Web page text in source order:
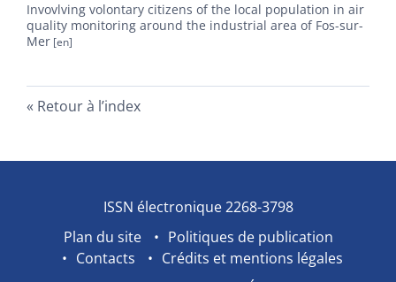
Invovlving volontary citizens of the local population in air
quality monitoring around the industrial area of Fos-sur-
Mer
Retour à l’index
ISSN électronique 2268-3798
Plan du site
Politiques de publication
Contacts
Crédits et mentions légales